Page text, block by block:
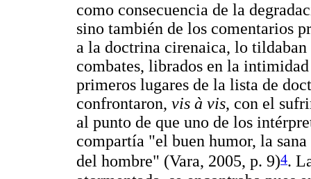
como consecuencia de la
sino también de los comentarios
a la doctrina cirenaica, lo
combates, librados en la
primeros lugares de la lista de
confrontaron, vis à vis, con el
al punto de que uno de los
compartía "el buen humor, la
del hombre" (Vara, 2005, p. 9)4.